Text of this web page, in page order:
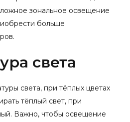
зональное освещение
больше
света
света, при тёплых цветах
тёплый свет, при
Важно, чтобы освещение